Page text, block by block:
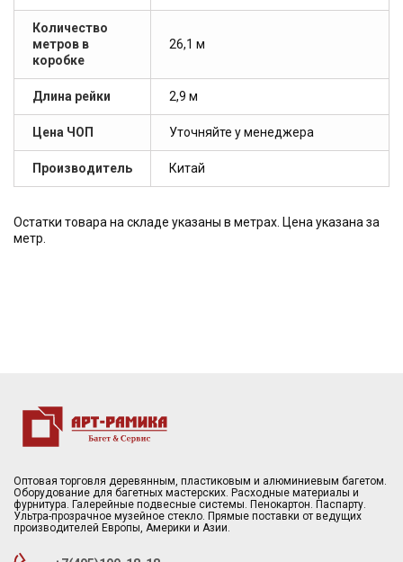
Количество
метров в
коробке
26,1 м
Длина рейки 2,9 м
Цена ЧОП Уточняйте у менеджера
Производитель Китай
Остатки товара на складе указаны в метрах. Цена указана за
метр.
Оптовая торговля деревянным, пластиковым и алюминиевым багетом.
Оборудование для багетных мастерских. Расходные материалы и
фурнитура. Галерейные подвесные системы. Пенокартон. Паспарту.
Ультра-прозрачное музейное стекло. Прямые поставки от ведущих
производителей Европы, Америки и Азии.